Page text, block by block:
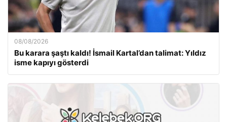
08/08/2026
Bu karara şaştı kaldı! İsmail Kartal’dan talimat: Yıldız
isme kapıyı gösterdi